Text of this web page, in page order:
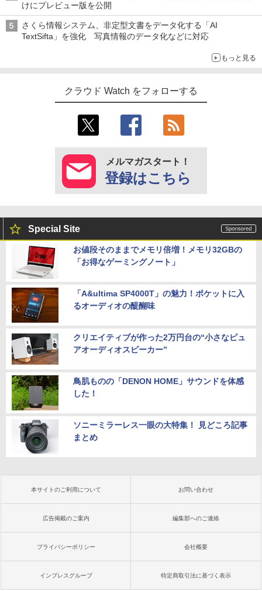
けにプレビュー版を公開
さくら情報システム、非定型文書をデータ化する「AI
TextSifta」を強化 写真情報のデータ化などに対応
もっと見る
クラウド Watch をフォローする
メルマガスタート！
登録はこちら
Special Site
お値段そのままでメモリ倍増！メモリ32GBの
「お得なゲーミングノート」
「A&ultima SP4000T」の魅力！ポケットに入
るオーディオの醍醐味
クリエイティブが作った2万円台の“小さなピュ
アオーディオスピーカー”
鳥肌ものの「DENON HOME」サウンドを体感
した！
ソニーミラーレス一眼の大特集！ 見どころ記事
まとめ
本サイトのご利用について お問い合わせ
広告掲載のご案内 編集部へのご連絡
プライバシーポリシー 会社概要
インプレスグループ 特定商取引法に基づく表示